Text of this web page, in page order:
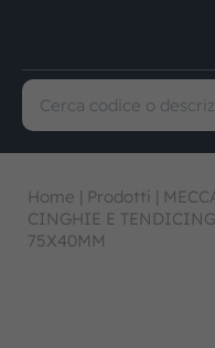
Home | Prodotti |
CINGHIE E
75X40MM